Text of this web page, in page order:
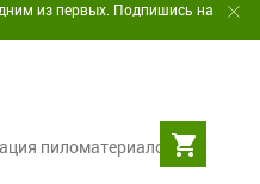
из первых. Подпишись на
пиломатериалов